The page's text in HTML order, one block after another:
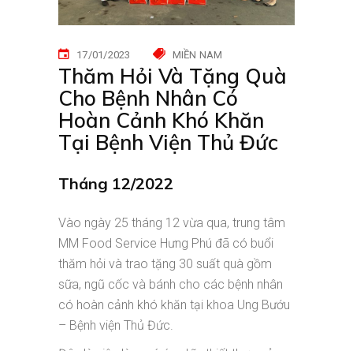
17/01/2023 MIỀN NAM
Thăm Hỏi Và Tặng Quà
Cho Bệnh Nhân Có
Hoàn Cảnh Khó Khăn
Tại Bệnh Viện Thủ Đức
Tháng 12/2022
Vào ngày 25 tháng 12 vừa qua, trung tâm
MM Food Service Hưng Phú đã có buổi
thăm hỏi và trao tặng 30 suất quà gồm
sữa, ngũ cốc và bánh cho các bệnh nhân
có hoàn cảnh khó khăn tại khoa Ung Bướu
– Bệnh viện Thủ Đức.